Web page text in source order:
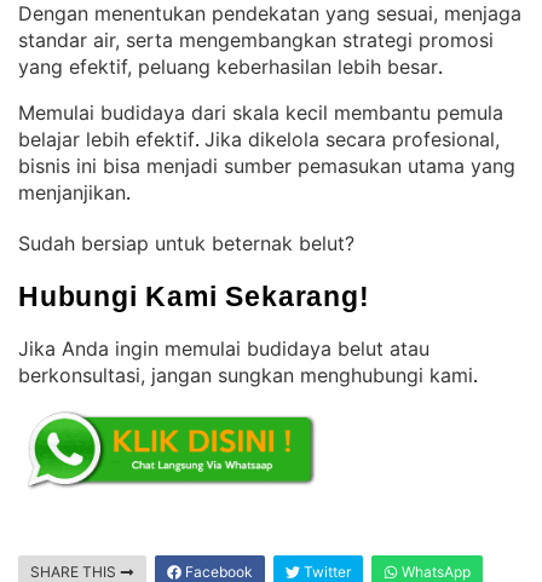
Dengan menentukan pendekatan yang sesuai, menjaga
standar air, serta mengembangkan strategi promosi
yang efektif, peluang keberhasilan lebih besar.
Memulai budidaya dari skala kecil membantu pemula
belajar lebih efektif. Jika dikelola secara profesional,
bisnis ini bisa menjadi sumber pemasukan utama yang
menjanjikan.
Sudah bersiap untuk beternak belut?
Hubungi Kami Sekarang!
Jika Anda ingin memulai budidaya belut atau
berkonsultasi, jangan sungkan menghubungi kami.
SHARE THIS Facebook Twitter WhatsApp